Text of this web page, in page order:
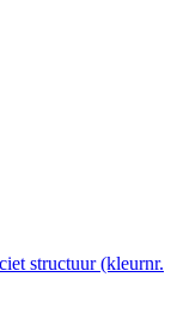
structuur (kleurnr.